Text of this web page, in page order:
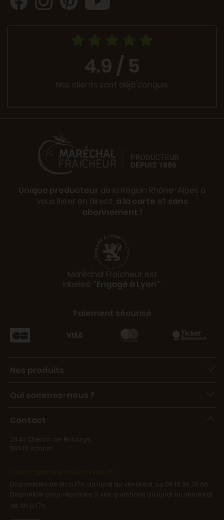
4.9 / 5
Nos clients sont déjà conquis
Unique producteur de la Région Rhône-Alpes à
vous livrer en direct, à la carte et sans
abonnement !
Maréchal Fraîcheur est
labelisé "Engagé à Lyon".
Paiement sécurisé
Nos produits
Qui sommes-nous ?
Contact
2840 Chemin de Rosarge
69140 Vancia
Disponibles de 9h à 17h, du lundi au vendredi, au 06 15 39 73 66.
Disponible pour répondre à vos questions du lundi au vendredi
de 9h à 17h.